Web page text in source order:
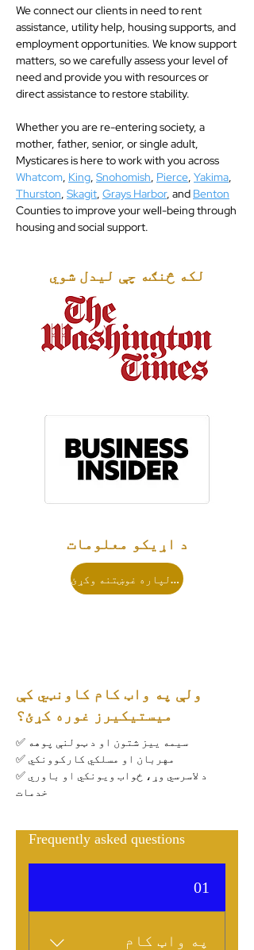
We connect our clients in need to rent
assistance, utility help, housing supports, and
employment opportunities. We know support
matters, so we carefully assess your level of
need and provide you with resources or
direct assistance to restore stability.
Whether you are re-entering society, a
mother, father, senior, or single adult,
Mysticares is here to work with you across
Whatcom, King, Snohomish, Pierce, Yakima,
Thurston, Skagit, Grays Harbor, and Benton
Counties to improve your well-being through
housing and social support.
لکه څنګه چې لیدل شوي
د اړیکو معلومات
د خدماتو لپاره غوښتنه وکړئ
ولې په واټ کام کاونټي کې
میستیکیرز غوره کړئ؟
✅ سیمه ییز شتون او د ټولنې پوهه
✅ مهربان او مسلکي کارکوونکي
✅ د لاسرسي وړ، ځواب ویونکي او باوري
خدمات
Frequently asked questions
01
په واټ کام